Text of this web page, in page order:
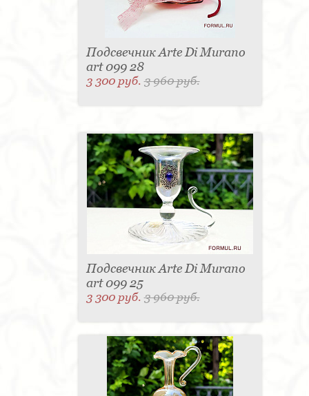
вручную, используются старинные технологии,
которые были издавна известны
высококвалифицированным и опытным мастерам
Подсвечник Arte Di Murano
art 099 28
3 300 руб.3 960 руб.
Подсвечник Arte Di Murano
art 099 25
3 300 руб.3 960 руб.